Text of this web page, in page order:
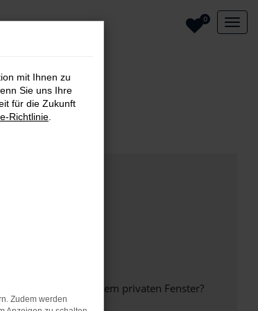
0
Browser oder in einem privaten Fenster?
mit Ihnen zu
Sie uns Ihre
für die Zukunft
Richtlinie
Zudem werden